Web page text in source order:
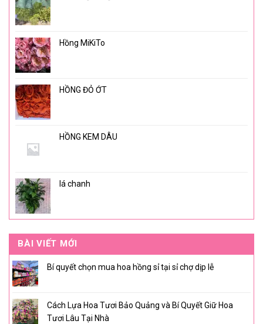
Hồng MiKiTo
HỒNG ĐỎ ỚT
HỒNG KEM DÂU
lá chanh
BÀI VIẾT MỚI
Bí quyết chọn mua hoa hồng sỉ tại sỉ chợ dịp lễ
Cách Lựa Hoa Tươi Bảo Quảng và Bí Quyết Giữ Hoa
Tươi Lâu Tại Nhà